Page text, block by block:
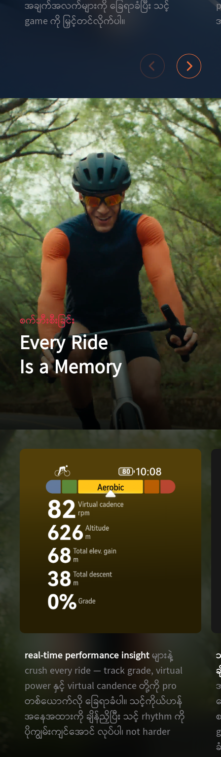
အချက်အလက်များကို ခြေရာခံပြီး သင့်
game ကို မြှင့်တင်လိုက်ပါ။
စက်ဘီးစီးခြင်း
Every Ride
Is a Memory
real-time performance insightများနဲ့
crush every ride — track grade, virtual
power နှင့် virtual candence တို့ကို pro
တစ်ယောက်လို ခြေရာခံပါ။ သင့်ကိုယ်ဟန်
အနေအထားကို ချိန်ညှိပြီး သင့် rhythm ကို
ပိုကျွမ်းကျင်အောင် လုပ်ပါ၊ not harder